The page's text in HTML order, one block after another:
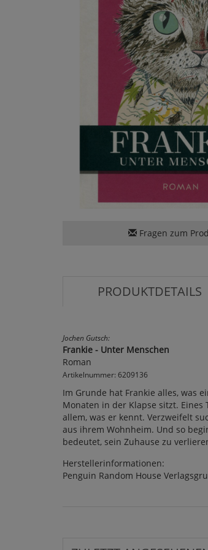
Fragen zum
PRODUKTDETAILS
Jochen Gutsch:
Frankie - Unter Menschen
Roman
Artikelnummer: 6209136
Im Grunde hat Frankie alles, was
Monaten in der Klapse sitzt.
allem, was er kennt. Verzweifelt
aus ihrem Wohnheim. Und so
bedeutet, sein Zuhause zu
Herstellerinformationen:
Penguin Random House